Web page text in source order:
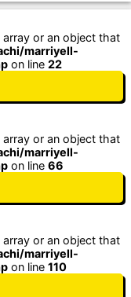
array or an object that
marriyell-
on line 22
array or an object that
marriyell-
on line 66
array or an object that
marriyell-
on line 110